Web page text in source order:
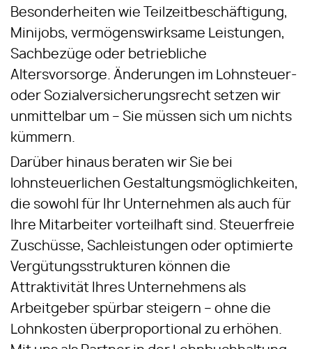
Besonderheiten wie Teilzeitbeschäftigung,
Minijobs, vermögenswirksame Leistungen,
Sachbezüge oder betriebliche
Altersvorsorge. Änderungen im Lohnsteuer-
oder Sozialversicherungsrecht setzen wir
unmittelbar um – Sie müssen sich um nichts
kümmern.
Darüber hinaus beraten wir Sie bei
lohnsteuerlichen Gestaltungsmöglichkeiten,
die sowohl für Ihr Unternehmen als auch für
Ihre Mitarbeiter vorteilhaft sind. Steuerfreie
Zuschüsse, Sachleistungen oder optimierte
Vergütungsstrukturen können die
Attraktivität Ihres Unternehmens als
Arbeitgeber spürbar steigern – ohne die
Lohnkosten überproportional zu erhöhen.